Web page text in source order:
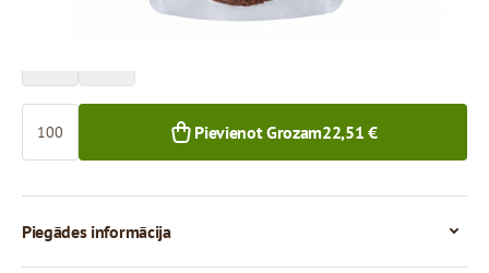
Pievienot Grozam22,51 €
Piegādes informācija